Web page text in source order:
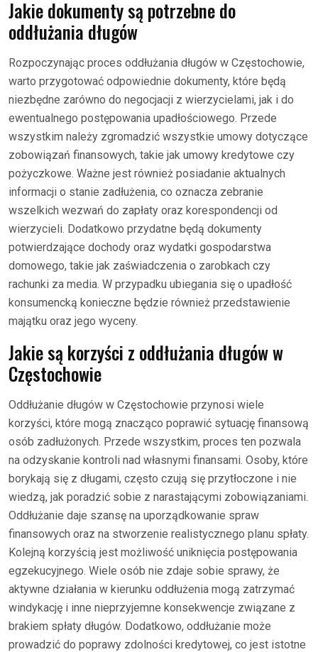
Jakie dokumenty są potrzebne do
oddłużania długów
Rozpoczynając proces oddłużania długów w Częstochowie,
warto przygotować odpowiednie dokumenty, które będą
niezbędne zarówno do negocjacji z wierzycielami, jak i do
ewentualnego postępowania upadłościowego. Przede
wszystkim należy zgromadzić wszystkie umowy dotyczące
zobowiązań finansowych, takie jak umowy kredytowe czy
pożyczkowe. Ważne jest również posiadanie aktualnych
informacji o stanie zadłużenia, co oznacza zebranie
wszelkich wezwań do zapłaty oraz korespondencji od
wierzycieli. Dodatkowo przydatne będą dokumenty
potwierdzające dochody oraz wydatki gospodarstwa
domowego, takie jak zaświadczenia o zarobkach czy
rachunki za media. W przypadku ubiegania się o upadłość
konsumencką konieczne będzie również przedstawienie
majątku oraz jego wyceny.
Jakie są korzyści z oddłużania długów w
Częstochowie
Oddłużanie długów w Częstochowie przynosi wiele
korzyści, które mogą znacząco poprawić sytuację finansową
osób zadłużonych. Przede wszystkim, proces ten pozwala
na odzyskanie kontroli nad własnymi finansami. Osoby, które
borykają się z długami, często czują się przytłoczone i nie
wiedzą, jak poradzić sobie z narastającymi zobowiązaniami.
Oddłużanie daje szansę na uporządkowanie spraw
finansowych oraz na stworzenie realistycznego planu spłaty.
Kolejną korzyścią jest możliwość uniknięcia postępowania
egzekucyjnego. Wiele osób nie zdaje sobie sprawy, że
aktywne działania w kierunku oddłużenia mogą zatrzymać
windykację i inne nieprzyjemne konsekwencje związane z
brakiem spłaty długów. Dodatkowo, oddłużanie może
prowadzić do poprawy zdolności kredytowej, co jest istotne